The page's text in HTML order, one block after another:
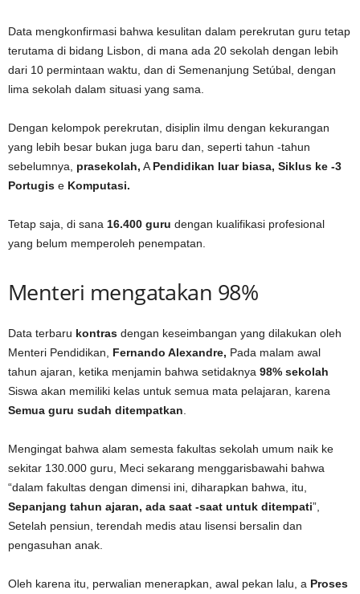
Data mengkonfirmasi bahwa kesulitan dalam perekrutan guru tetap
terutama di bidang Lisbon, di mana ada 20 sekolah dengan lebih
dari 10 permintaan waktu, dan di Semenanjung Setúbal, dengan
lima sekolah dalam situasi yang sama.
Dengan kelompok perekrutan, disiplin ilmu dengan kekurangan
yang lebih besar bukan juga baru dan, seperti tahun -tahun
sebelumnya, prasekolah, A Pendidikan luar biasa, Siklus ke -3
Portugis e Komputasi.
Tetap saja, di sana 16.400 guru dengan kualifikasi profesional
yang belum memperoleh penempatan.
Menteri mengatakan 98%
Data terbaru kontras dengan keseimbangan yang dilakukan oleh
Menteri Pendidikan, Fernando Alexandre, Pada malam awal
tahun ajaran, ketika menjamin bahwa setidaknya 98% sekolah
Siswa akan memiliki kelas untuk semua mata pelajaran, karena
Semua guru sudah ditempatkan
Mengingat bahwa alam semesta fakultas sekolah umum naik ke
sekitar 130.000 guru, Meci sekarang menggarisbawahi bahwa
“dalam fakultas dengan dimensi ini, diharapkan bahwa, itu,
Sepanjang tahun ajaran, ada saat -saat untuk ditempati”,
Setelah pensiun, terendah medis atau lisensi bersalin dan
pengasuhan anak.
Oleh karena itu, perwalian menerapkan, awal pekan lalu, a Proses